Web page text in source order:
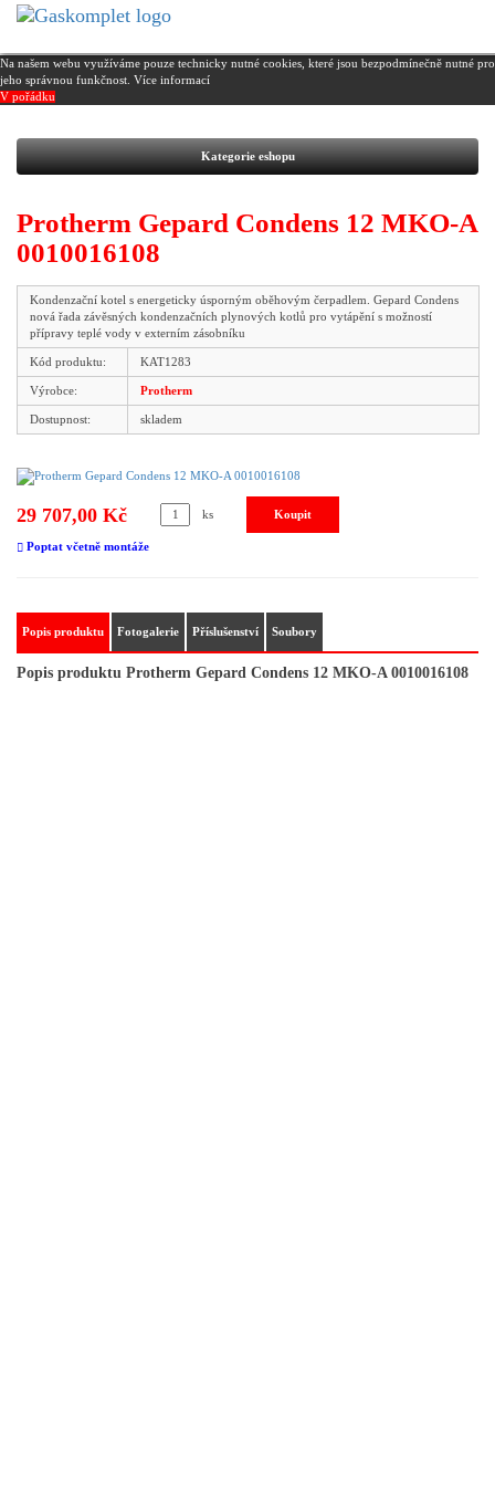
Na našem webu využíváme pouze technicky nutné cookies, které jsou bezpodmínečně nutné pro
jeho správnou funkčnost. Více informací
V pořádku
Kategorie eshopu
Protherm Gepard Condens 12 MKO-A
0010016108
Kondenzační kotel s energeticky úsporným oběhovým čerpadlem. Gepard Condens
nová řada závěsných kondenzačních plynových kotlů pro vytápění s možností
přípravy teplé vody v externím zásobníku
Kód produktu: KAT1283
Výrobce: Protherm
Dostupnost: skladem
29 707,00 Kč ks
Poptat včetně montáže
Popis produktu Fotogalerie Příslušenství Soubory
Popis produktu Protherm Gepard Condens 12 MKO-A 0010016108